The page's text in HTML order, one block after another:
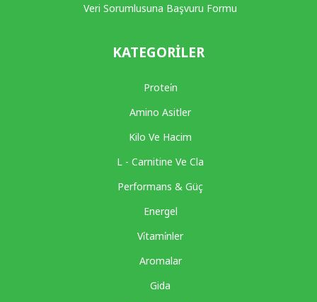
Veri Sorumlusuna Başvuru Formu
KATEGORILER
Protei̇n
Amino Asitler
Kilo Ve Hacim
L - Carnitine Ve Cla
Performans & Güç
Energel
Vi̇tami̇nler
Aromalar
Gida